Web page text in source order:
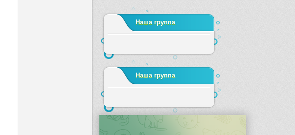
Наша группа
Наша группа